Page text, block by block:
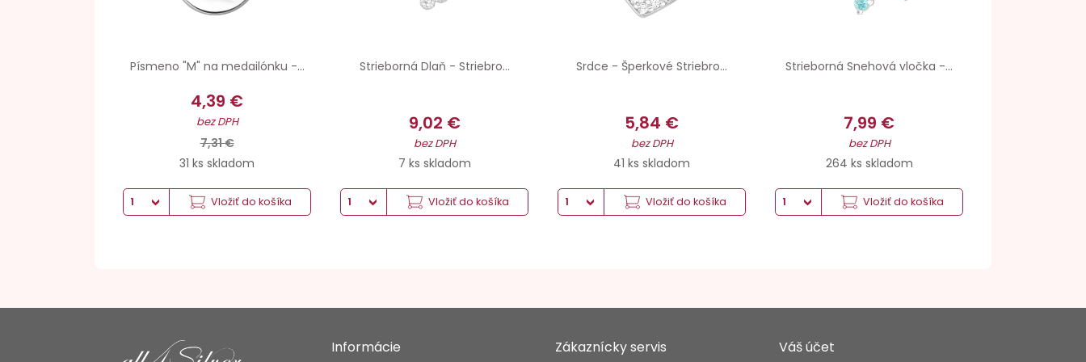
Písmeno "M" na medailónku -...
4,39 €
bez DPH
7,31 €
31 ks skladom
Vložiť do košíka
Strieborná Dlaň - Striebro...
9,02 €
bez DPH
7 ks skladom
Vložiť do košíka
Srdce - Šperkové Striebro...
5,84 €
bez DPH
41 ks skladom
Vložiť do košíka
Strieborná Snehová vločka -...
7,99 €
bez DPH
264 ks skladom
Vložiť do košíka
Informácie Zákaznícky servis Váš účet